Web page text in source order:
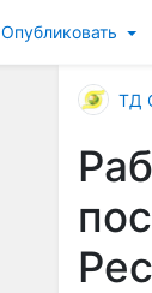
Опубликовать
ТД